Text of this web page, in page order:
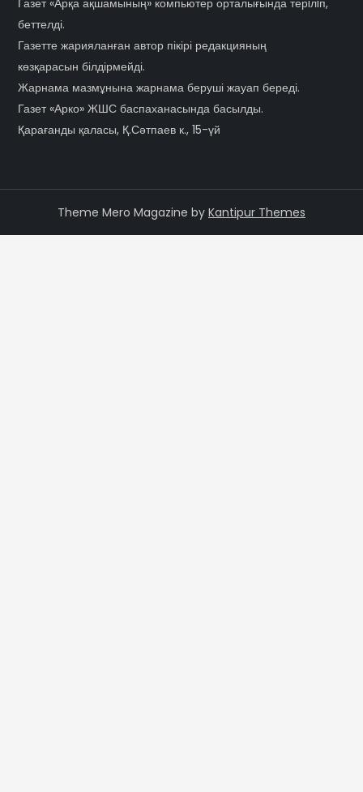
Газет «Арқа ақшамының» компьютер орталығында терiлiп,
беттелді.
Газетте жарияланған автор пікірі редакцияның
көзқарасын білдірмейді.
Жарнама мазмұнына жарнама беруші жауап береді.
Газет «Арко» ЖШС баспаханасында басылды.
Қарағанды қаласы, Қ.Сәтпаев к., 15-үй
Theme Mero Magazine by Kantipur Themes